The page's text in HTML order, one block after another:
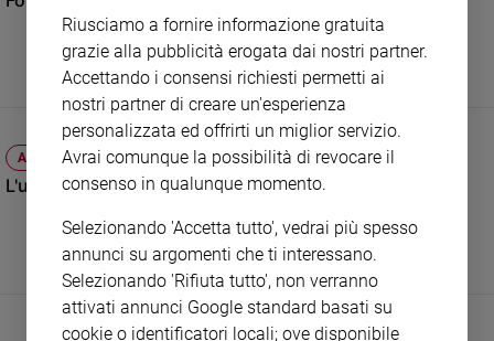
Genitori
Coppia
Scuola
giovani
Adolescenza
Bioetica
ACQUA, EMERGENZA GLOBALE
L'ultimo viaggio di Letikiros
Riusciamo a fornire informazione gratuita
grazie alla pubblicità erogata dai nostri partner.
Accettando i consensi richiesti permetti ai
nostri partner di creare un'esperienza
personalizzata ed offrirti un miglior servizio.
Avrai comunque la possibilità di revocare il
consenso in qualunque momento.
Selezionando 'Accetta tutto', vedrai più spesso
annunci su argomenti che ti interessano.
Selezionando 'Rifiuta tutto', non verranno
attivati annunci Google standard basati su
cookie o identificatori locali; ove disponibile